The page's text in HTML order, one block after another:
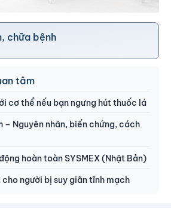
chữa bệnh
tâm
cơ thể nếu bạn ngưng hút thuốc lá
– Nguyên nhân, biến chứng, cách
hoàn toàn SYSMEX (Nhật Bản)
người bị suy giãn tĩnh mạch